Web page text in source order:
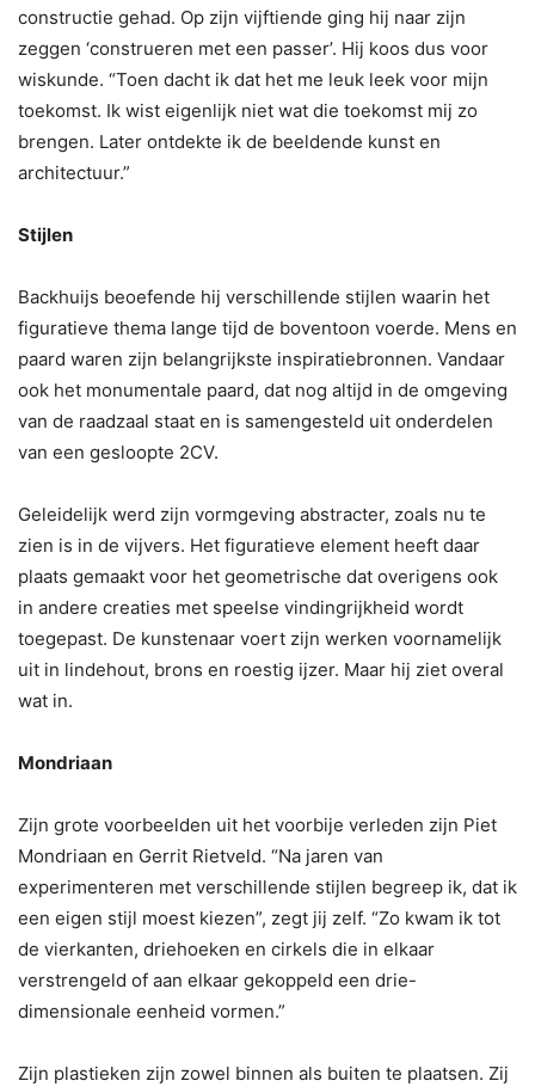
constructie gehad. Op zijn vijftiende ging hij naar zijn
zeggen ‘construeren met een passer’. Hij koos dus voor
wiskunde. “Toen dacht ik dat het me leuk leek voor mijn
toekomst. Ik wist eigenlijk niet wat die toekomst mij zo
brengen. Later ontdekte ik de beeldende kunst en
architectuur.”
Stijlen
Backhuijs beoefende hij verschillende stijlen waarin het
figuratieve thema lange tijd de boventoon voerde. Mens en
paard waren zijn belangrijkste inspiratiebronnen. Vandaar
ook het monumentale paard, dat nog altijd in de omgeving
van de raadzaal staat en is samengesteld uit onderdelen
van een gesloopte 2CV.
Geleidelijk werd zijn vormgeving abstracter, zoals nu te
zien is in de vijvers. Het figuratieve element heeft daar
plaats gemaakt voor het geometrische dat overigens ook
in andere creaties met speelse vindingrijkheid wordt
toegepast. De kunstenaar voert zijn werken voornamelijk
uit in lindehout, brons en roestig ijzer. Maar hij ziet overal
wat in.
Mondriaan
Zijn grote voorbeelden uit het voorbije verleden zijn Piet
Mondriaan en Gerrit Rietveld. “Na jaren van
experimenteren met verschillende stijlen begreep ik, dat ik
een eigen stijl moest kiezen”, zegt jij zelf. “Zo kwam ik tot
de vierkanten, driehoeken en cirkels die in elkaar
verstrengeld of aan elkaar gekoppeld een drie-
dimensionale eenheid vormen.”
Zijn plastieken zijn zowel binnen als buiten te plaatsen. Zij